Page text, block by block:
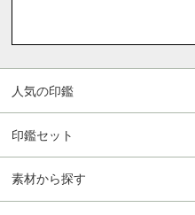
人気の印鑑
印鑑セット
素材から探す